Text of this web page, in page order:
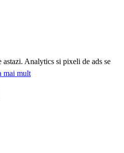
Analytics si pixeli de ads se
mai mult